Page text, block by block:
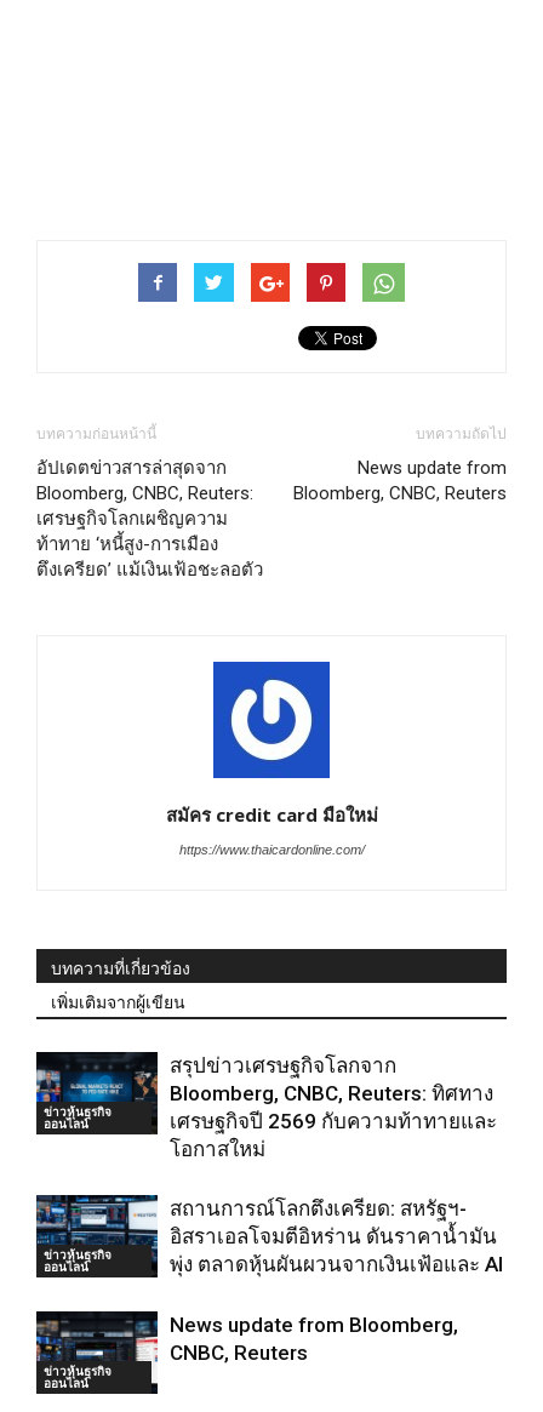
บทความก่อนหน้านี้
อัปเดตข่าวสารล่าสุดจาก
Bloomberg, CNBC, Reuters:
เศรษฐกิจโลกเผชิญความ
ท้าทาย ‘หนี้สูง-การเมือง
ตึงเครียด’ แม้เงินเฟ้อชะลอตัว
บทความถัดไป
News update from
Bloomberg, CNBC, Reuters
สมัคร credit card มือใหม่
https://www.thaicardonline.com/
บทความที่เกี่ยวข้อง
เพิ่มเติมจากผู้เขียน
ข่าวหุ้นธุรกิจ
ออนไลน์
สรุปข่าวเศรษฐกิจโลกจาก
Bloomberg, CNBC, Reuters: ทิศทาง
เศรษฐกิจปี 2569 กับความท้าทายและ
โอกาสใหม่
ข่าวหุ้นธุรกิจ
ออนไลน์
สถานการณ์โลกตึงเครียด: สหรัฐฯ-
อิสราเอลโจมตีอิหร่าน ดันราคาน้ำมัน
พุ่ง ตลาดหุ้นผันผวนจากเงินเฟ้อและ AI
ข่าวหุ้นธุรกิจ
ออนไลน์
News update from Bloomberg,
CNBC, Reuters